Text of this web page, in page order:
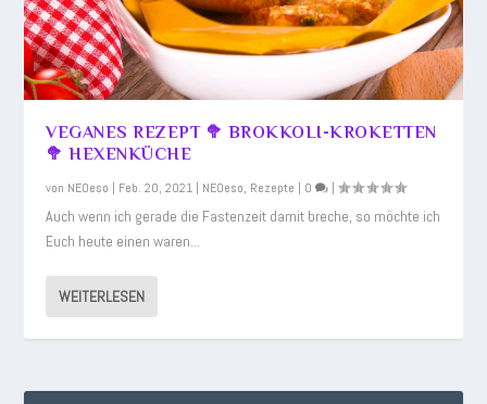
VEGANES REZEPT 🥦 BROKKOLI-KROKETTEN
🥦 HEXENKÜCHE
von NEOeso | Feb. 20, 2021 | NEOeso, Rezepte | 0 |
Auch wenn ich gerade die Fastenzeit damit breche, so möchte ich
Euch heute einen waren...
WEITERLESEN